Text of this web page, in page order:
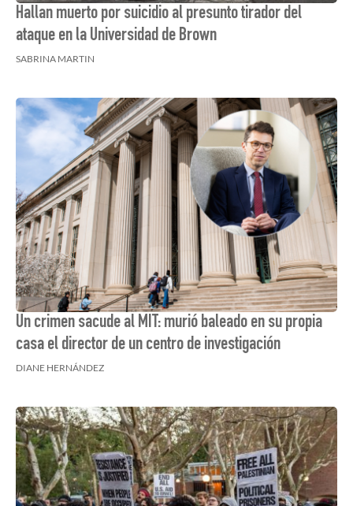
Hallan muerto por suicidio al presunto tirador del
ataque en la Universidad de Brown
SABRINA MARTIN
Un crimen sacude al MIT: murió baleado en su propia
casa el director de un centro de investigación
DIANE HERNÁNDEZ